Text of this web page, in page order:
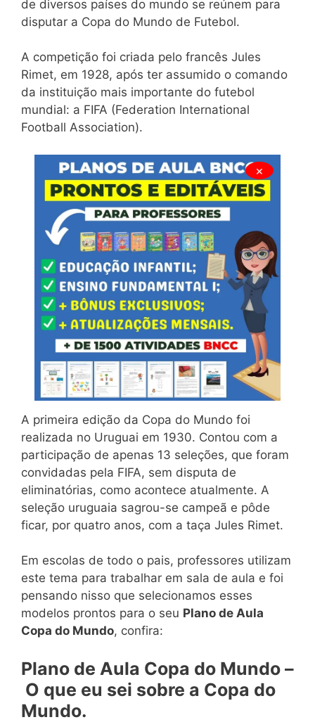
de diversos países do mundo se reúnem para
disputar a Copa do Mundo de Futebol.
A competição foi criada pelo francês Jules
Rimet, em 1928, após ter assumido o comando
da instituição mais importante do futebol
mundial: a FIFA (Federation International
Football Association).
×
A primeira edição da Copa do Mundo foi
realizada no Uruguai em 1930. Contou com a
participação de apenas 13 seleções, que foram
convidadas pela FIFA, sem disputa de
eliminatórias, como acontece atualmente. A
seleção uruguaia sagrou-se campeã e pôde
ficar, por quatro anos, com a taça Jules Rimet.
Em escolas de todo o pais, professores utilizam
este tema para trabalhar em sala de aula e foi
pensando nisso que selecionamos esses
modelos prontos para o seu Plano de Aula
Copa do Mundo, confira:
Plano de Aula Copa do Mundo –
O que eu sei sobre a Copa do
Mundo.